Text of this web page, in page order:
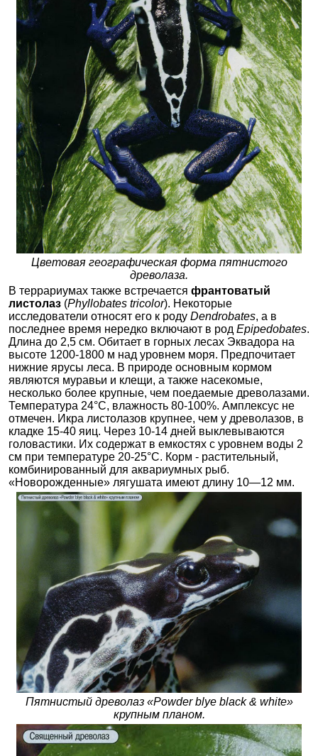
Цветовая географическая форма пятнистого
древолаза.
В террариумах также встречается франтоватый
листолаз (Phyllobates tricolor). Некоторые
исследователи относят его к роду Dendrobates, а в
последнее время нередко включают в род Epipedobates.
Длина до 2,5 см. Обитает в горных лесах Эквадора на
высоте 1200-1800 м над уровнем моря. Предпочитает
нижние ярусы леса. В природе основным кормом
являются муравьи и клещи, а также насекомые,
несколько более крупные, чем поедаемые древолазами.
Температура 24°С, влажность 80-100%. Амплексус не
отмечен. Икра листолазов крупнее, чем у древолазов, в
кладке 15-40 яиц. Через 10-14 дней выклевываются
головастики. Их содержат в емкостях с уровнем воды 2
см при температуре 20-25°С. Корм - растительный,
комбинированный для аквариумных рыб.
«Новорожденные» лягушата имеют длину 10—12 мм.
Пятнистый древолаз «Powder blye black & white»
крупным планом.